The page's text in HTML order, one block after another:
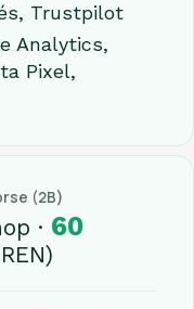
Trustpilot
Analytics,
Pixel,
(2B)
· 60